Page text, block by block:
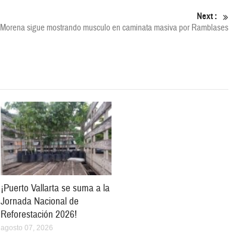
Next :
Morena sigue mostrando musculo en caminata masiva por Ramblases
¡Puerto Vallarta se suma a la
Jornada Nacional de
Reforestación 2026!
agosto 07, 2026